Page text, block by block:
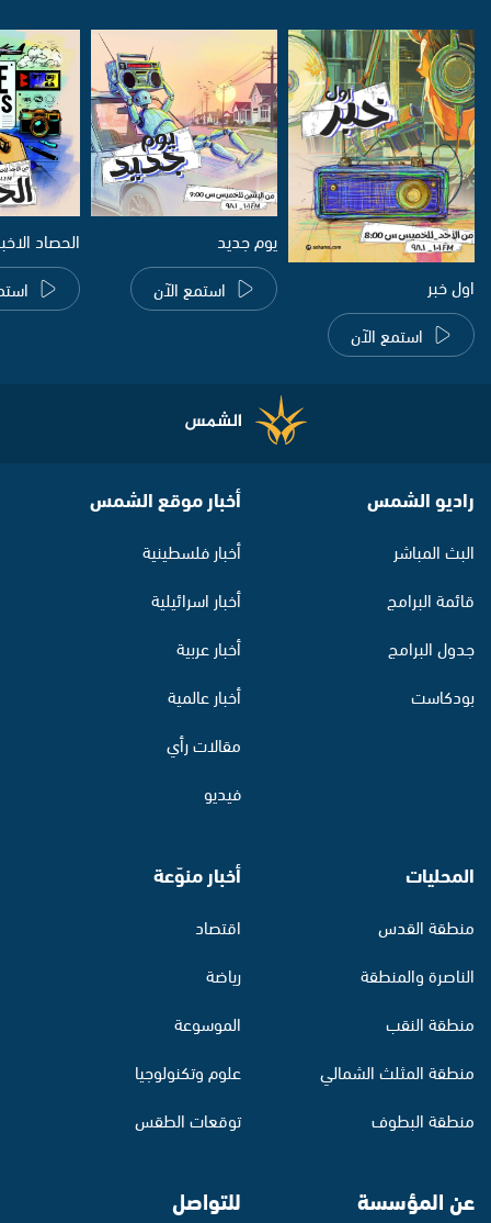
اول خبر
استمع الآن
يوم جديد
استمع الآن
الحصاد
راديو الشمس
البث المباشر
قائمة البرامج
جدول البرامج
بودكاست
أخبار موقع الشمس
أخبار فلسطينية
أخبار اسرائيلية
أخبار عربية
أخبار عالمية
مقالات رأي
فيديو
المحليات
منطقة القدس
الناصرة والمنطقة
منطقة النقب
منطقة المثلث الشمالي
منطقة البطوف
أخبار منوّعة
اقتصاد
رياضة
الموسوعة
علوم وتكنولوجيا
توقعات الطقس
عن المؤسسة للتواصل